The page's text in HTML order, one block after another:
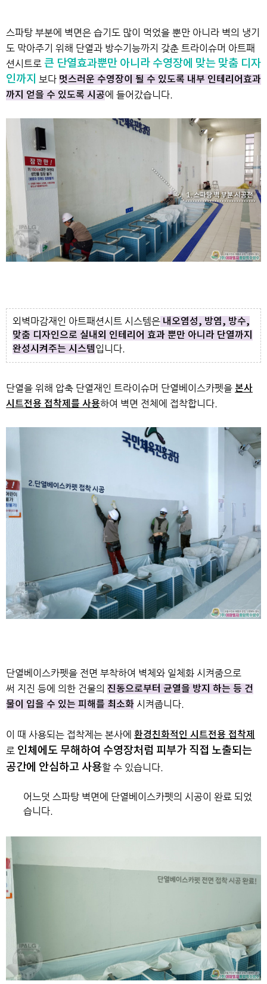
스파탕 부분에 벽면은 습기도 많이 먹었을 뿐만 아니라 벽의 냉기
도 막아주기 위해 단열과 방수기능까지 갖춘 트라이슈머 아트패
션시트로 큰 단열효과뿐만 아니라 수영장에 맞는 맞춤 디자
인까지 보다 멋스러운 수영장이 될 수 있도록 내부 인테리어효과
까지 얻을 수 있도록 시공에 들어갔습니다.
외벽마감재인 아트패션시트 시스템은 내오염성, 방염, 방수,
맞춤 디자인으로 실내외 인테리어 효과 뿐만 아니라 단열까지
완성시켜주는 시스템입니다.
단열을 위해 압축 단열재인 트라이슈머 단열베이스카펫을 본사
시트전용 접착제를 사용하여 벽면 전체에 접착합니다.
단열베이스카펫을 전면 부착하여 벽체와 일체화 시켜줌으로
써 지진 등에 의한 건물의 진동으로부터 균열을 방지 하는 등 건
물이 입을 수 있는 피해를 최소화 시켜줍니다.
이 때 사용되는 접착제는 본사에 환경친화적인 시트전용 접착제
로 인체에도 무해하여 수영장처럼 피부가 직접 노출되는
공간에 안심하고 사용할 수 있습니다.
어느덧 스파탕 벽면에 단열베이스카펫의 시공이 완료 되었
습니다.